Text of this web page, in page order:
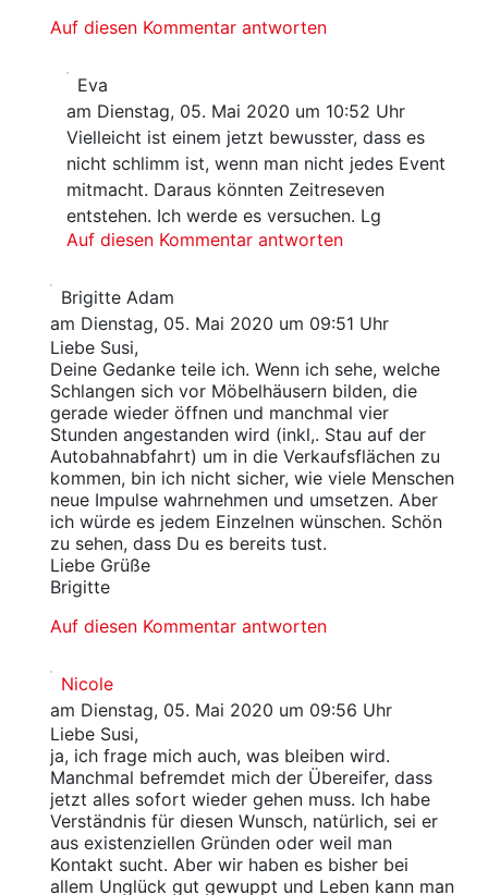
Auf diesen Kommentar antworten
Eva
am Dienstag, 05. Mai 2020 um 10:52 Uhr
Vielleicht ist einem jetzt bewusster, dass es
nicht schlimm ist, wenn man nicht jedes Event
mitmacht. Daraus könnten Zeitreseven
entstehen. Ich werde es versuchen. Lg
Auf diesen Kommentar antworten
Brigitte Adam
am Dienstag, 05. Mai 2020 um 09:51 Uhr
Liebe Susi,
Deine Gedanke teile ich. Wenn ich sehe, welche
Schlangen sich vor Möbelhäusern bilden, die
gerade wieder öffnen und manchmal vier
Stunden angestanden wird (inkl,. Stau auf der
Autobahnabfahrt) um in die Verkaufsflächen zu
kommen, bin ich nicht sicher, wie viele Menschen
neue Impulse wahrnehmen und umsetzen. Aber
ich würde es jedem Einzelnen wünschen. Schön
zu sehen, dass Du es bereits tust.
Liebe Grüße
Brigitte
Auf diesen Kommentar antworten
Nicole
am Dienstag, 05. Mai 2020 um 09:56 Uhr
Liebe Susi,
ja, ich frage mich auch, was bleiben wird.
Manchmal befremdet mich der Übereifer, dass
jetzt alles sofort wieder gehen muss. Ich habe
Verständnis für diesen Wunsch, natürlich, sei er
aus existenziellen Gründen oder weil man
Kontakt sucht. Aber wir haben es bisher bei
allem Unglück gut gewuppt und Leben kann man